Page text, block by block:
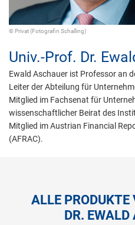
© Privat (Fotografin Schalling)
Univ.-Prof. Dr.
Ewald Aschauer ist Professor an
Leiter der Abteilung für
Mitglied im Fachsenat für
wissenschaftlicher Beirat des
Mitglied im Austrian Financial
(AFRAC).
ALLE PRODUKTE
DR. EWALD